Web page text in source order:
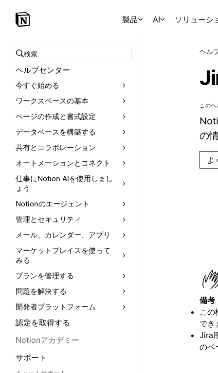
製品 AI ソリューシ
ヘルプセンターを検索
ヘルプセンター
今すぐ始める
ワークスペースの基本
ページの作成と書式設定
データベースを構築する
共有とコラボレーション
オートメーションとコネクト
仕事にNotion AIを使用しまし
ょう
Notionのエージェント
管理とセキュリティ
メール、カレンダー、アプリ
マーケットプレイスを使って
みる
プランを管理する
問題を解決する
開発者プラットフォーム
認定を取得する
Notionアカデミー
サポート
ヘル
この
の
よ
備考
この
でき
Jira
のベ